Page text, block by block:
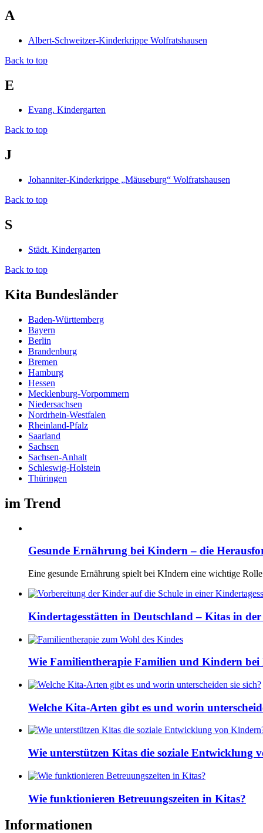
A
Albert-Schweitzer-Kinderkrippe Wolfratshausen
Back to top
E
Evang. Kindergarten
Back to top
J
Johanniter-Kinderkrippe „Mäuseburg“ Wolfratshausen
Back to top
S
Städt. Kindergarten
Back to top
Kita Bundesländer
Baden-Württemberg
Bayern
Berlin
Brandenburg
Bremen
Hamburg
Hessen
Mecklenburg-Vorpommern
Niedersachsen
Nordrhein-Westfalen
Rheinland-Pfalz
Saarland
Sachsen
Sachsen-Anhalt
Schleswig-Holstein
Thüringen
im Trend
Gesunde Ernährung bei Kindern – die
Eine gesunde Ernährung spielt bei KIndern eine wichtige
Kindertagesstätten in Deutschland – Kitas in der
Wie Familientherapie Familien und Kindern
Welche Kita-Arten gibt es und worin
Wie unterstützen Kitas die soziale Entwicklung
Wie funktionieren Betreuungszeiten in Kitas?
Informationen